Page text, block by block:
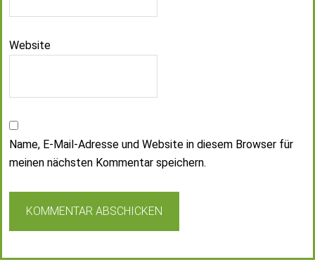
Website
Name, E-Mail-Adresse und Website in diesem Browser für
meinen nächsten Kommentar speichern.